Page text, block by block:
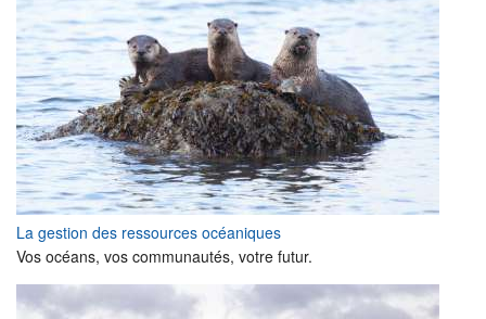
Centre des Médias
Les Cartes
Passez à l'action
La gestion des ressources océaniques
Vos océans, vos communautés, votre futur.